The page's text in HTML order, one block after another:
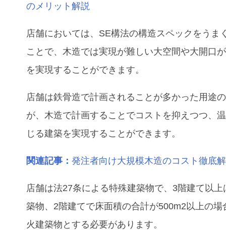
のメリット解説
店舗においては、SE構法の構造スペックをうま
ことで、木造では実現が難しい大空間や大開口
を実現することができます。
店舗は鉄骨造で計画されることが多かった用途
が、木造で計画することでコストを抑えつつ、
じる建築を実現することができます。
関連記事：発注者向け大規模木造のコスト徹底
店舗は法27条による特殊建築物で、3階建て以上
築物、2階建てで床面積の合計が500m2以上の場
火建築物とする必要があります。